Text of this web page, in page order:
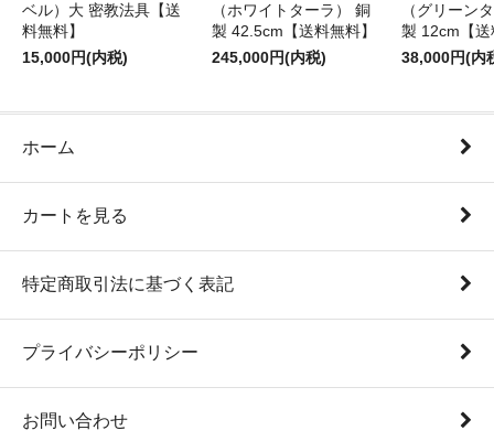
ベル）大 密教法具【送
料無料】
15,000円(内税)
（ホワイトターラ） 銅
製 42.5cm【送料無料】
245,000円(内税)
（グリーン
製 12cm【
38,000円(内
ホーム
カートを見る
特定商取引法に基づく表記
プライバシーポリシー
お問い合わせ